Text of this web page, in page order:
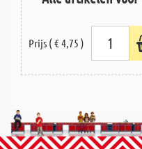
Prijs ( € 4,75 )